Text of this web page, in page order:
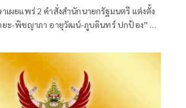
เผยแพร่ 2 คำสั่งสำนักนายกรัฐมนตรี แต่งตั้ง
ะ-พิชญาภา อายุวัฒน์-ภูบดินทร์ ปกป้อง” นั่ง
ต่ 27 ก